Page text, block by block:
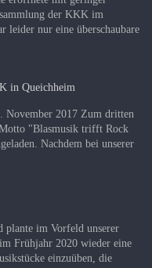
der KKK im
leider nur eine überschaubare
in Queichheim
November 2017 Zum dritten
"Blasmusik trifft Rock
Nachdem bei unserer
plante im Vorfeld unserer
Frühjahr 2020 wieder eine
einzuüben, die